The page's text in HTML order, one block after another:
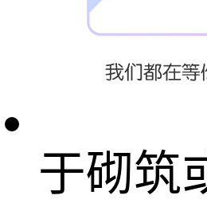
浆或水
于砌筑